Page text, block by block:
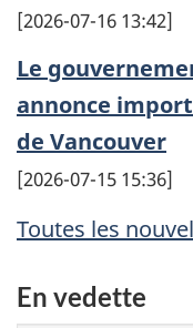
[2026-07-16 13:42]
Le
annonce
de Vancouver
[2026-07-15 15:36]
Toutes les
En vedette